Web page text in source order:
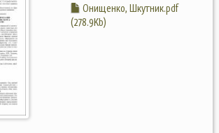
Онищенко, Шкутник.pdf
(278.9Kb)